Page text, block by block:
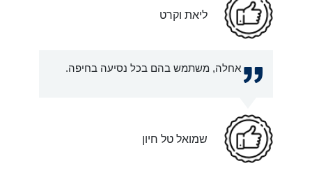
ליאת וקרט
אחלה, משתמש בהם בכל נסיעה בחיפה.
שמואל טל חיון